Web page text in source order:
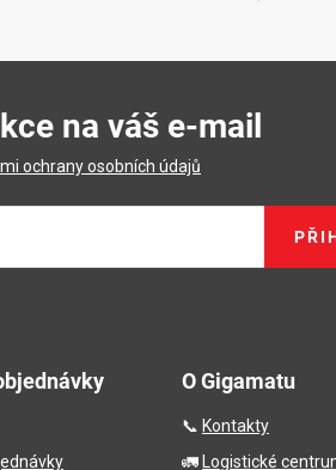
na váš e-mail
ochrany osobních údajů
O Gigamatu
📞 Kontakty
🚛
Logistické